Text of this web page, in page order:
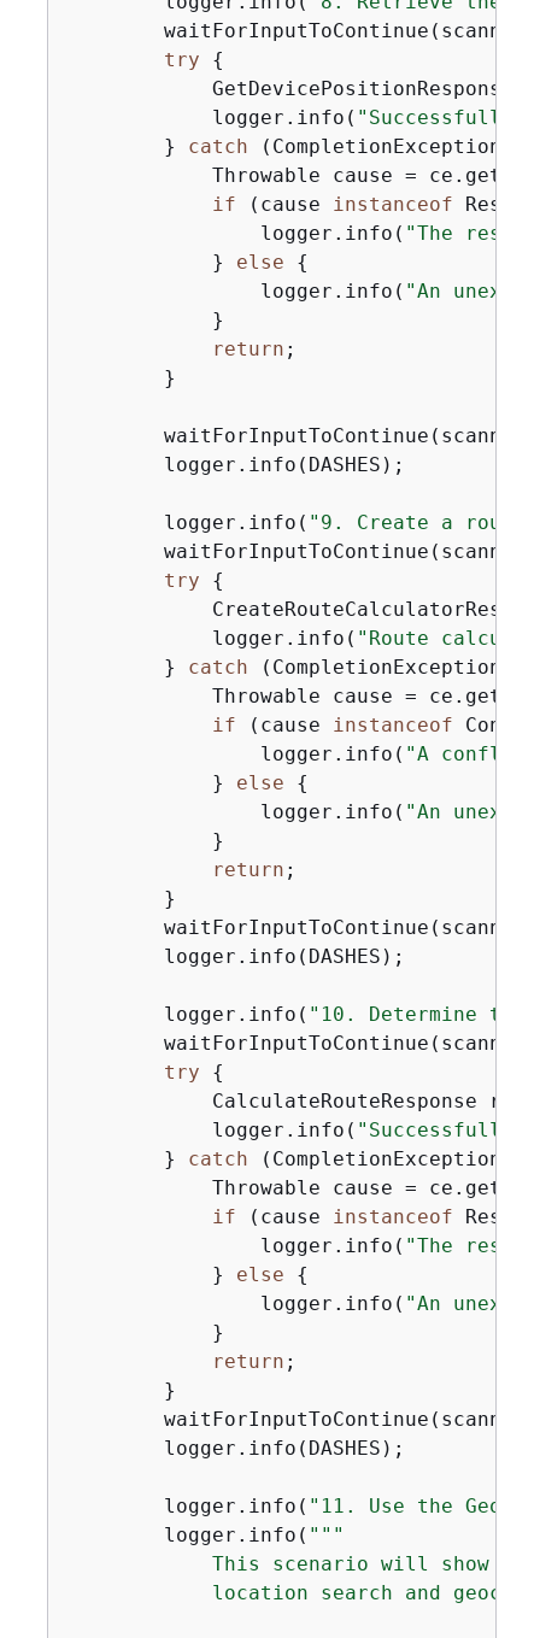
try
{
GetDevicePositionResponse
            logger.info(
"Successfully
        }
catch (CompletionException
Throwable cause =
if (cause instanceof
                logger.info(
"The
            }
else
{
                logger.info(
"An
            }
return ;
        }
        logger.info(DASHES);
        logger.info(
"9. Create a
try
{
            logger.info(
"Route
        }
catch (CompletionException
Throwable cause =
if (cause instanceof
                logger.info(
"A
            }
else
{
                logger.info(
"An
            }
return ;
        }
        logger.info(DASHES);
        logger.info(
"10. Determine
try
{
CalculateRouteResponse
            logger.info(
"Successfully
        }
catch (CompletionException
Throwable cause =
if (cause instanceof
                logger.info(
"The
            }
else
{
                logger.info(
"An
            }
return ;
        }
        logger.info(DASHES);
        logger.info(
"11. Use the
        logger.info(
"" "
This scenario will show
location search and